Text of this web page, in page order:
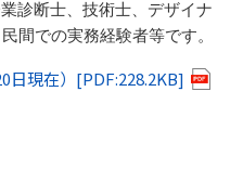
診断士、技術士、デザイナ
間での実務経験者等です。
日現在）[PDF:228.2KB]